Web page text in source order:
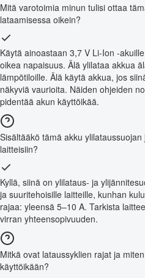
Mitä varotoimia minun tulisi ottaa
lataamisessa oikein?
Käytä ainoastaan 3,7 V Li-Ion -
oikea napaisuus. Älä ylilataa akkua
lämpötiloille. Älä käytä akkua, jos
näkyviä vaurioita. Näiden ohjeiden
pidentää akun käyttöikää.
Sisältääkö tämä akku
laitteisiin?
Kyllä, siinä on ylilataus- ja
ja suuritehoisille laitteille, kunhan
rajaa: yleensä 5–10 A. Tarkista
virran yhteensopivuuden.
Mitkä ovat lataussyklien rajat ja
käyttöikään?